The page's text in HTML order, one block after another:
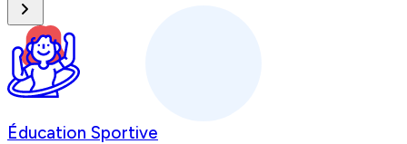
Éducation Sportive